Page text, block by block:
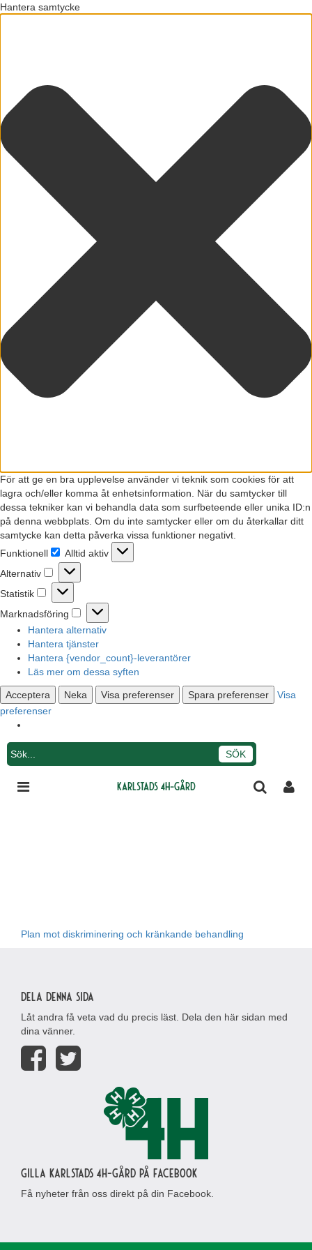
Hantera samtycke
För att ge en bra upplevelse använder vi teknik som cookies för att
lagra och/eller komma åt enhetsinformation. När du samtycker till
dessa tekniker kan vi behandla data som surfbeteende eller unika ID:n
på denna webbplats. Om du inte samtycker eller om du återkallar ditt
samtycke kan detta påverka vissa funktioner negativt.
Funktionell
Funktionell
Alltid aktiv
Alternativ
Alternativ
Statistik
Statistik
Marknadsföring
Marknadsföring
Hantera alternativ
Hantera tjänster
Hantera {vendor_count}-leverantörer
Läs mer om dessa syften
Acceptera Neka Visa preferenser Spara preferenser
Visa
preferenser
Karlstads 4H-gård
Plan mot diskriminering och kränkande behandling
Dela denna sida
Låt andra få veta vad du precis läst. Dela den här sidan med
dina vänner.
Gilla Karlstads 4H-gård på Facebook
Få nyheter från oss direkt på din Facebook.